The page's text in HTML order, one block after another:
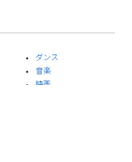
ダンス
音楽
​映画